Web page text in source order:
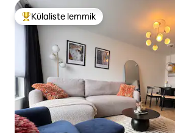
Külaliste suur lemmik
Külaliste lemmik